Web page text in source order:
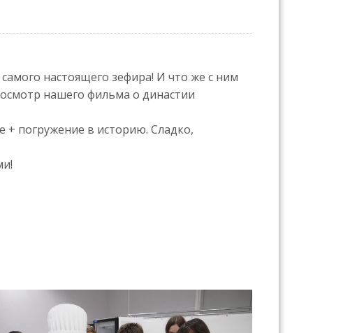
настоящего зефира! И что же с ним
нашего фильма о династии
+ погружение в историю. Сладко,